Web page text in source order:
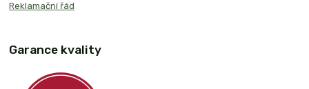
Reklamační řád
Garance kvality